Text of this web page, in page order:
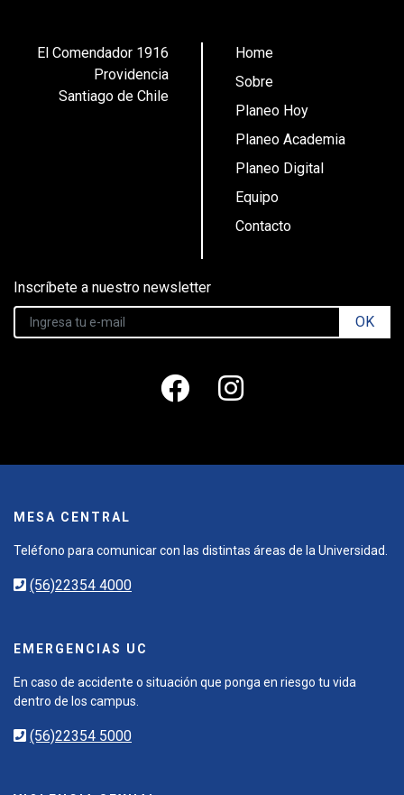
El Comendador 1916
Providencia
Santiago de Chile
Home
Sobre
Planeo Hoy
Planeo Academia
Planeo Digital
Equipo
Contacto
Inscríbete a nuestro newsletter
OK
MESA CENTRAL
Teléfono para comunicar con las distintas áreas de la Universidad.
(56)22354 4000
EMERGENCIAS UC
En caso de accidente o situación que ponga en riesgo tu vida
dentro de los campus.
(56)22354 5000